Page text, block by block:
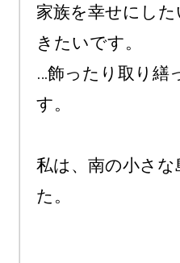
家族を幸せにし
きたいです。
…飾ったり取り繕
す。
私は、南の小さ
た。